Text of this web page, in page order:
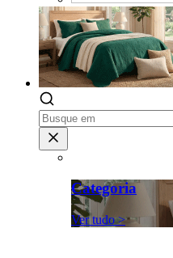
Categoria
Ver tudo >